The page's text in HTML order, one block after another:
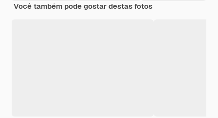
Você também pode gostar destas fotos